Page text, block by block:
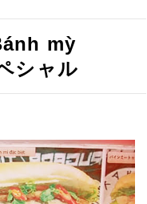
mỳ
シャル